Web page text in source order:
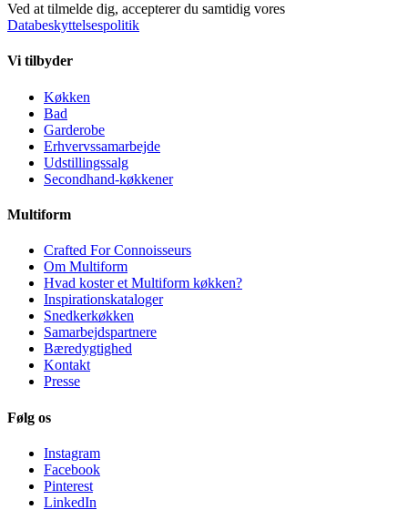
Ved at tilmelde dig, accepterer du samtidig vores
Databeskyttelsespolitik
Vi tilbyder
Køkken
Bad
Garderobe
Erhvervssamarbejde
Udstillingssalg
Secondhand-køkkener
Multiform
Crafted For Connoisseurs
Om Multiform
Hvad koster et Multiform køkken?
Inspirationskataloger
Snedkerkøkken
Samarbejdspartnere
Bæredygtighed
Kontakt
Presse
Følg os
Instagram
Facebook
Pinterest
LinkedIn